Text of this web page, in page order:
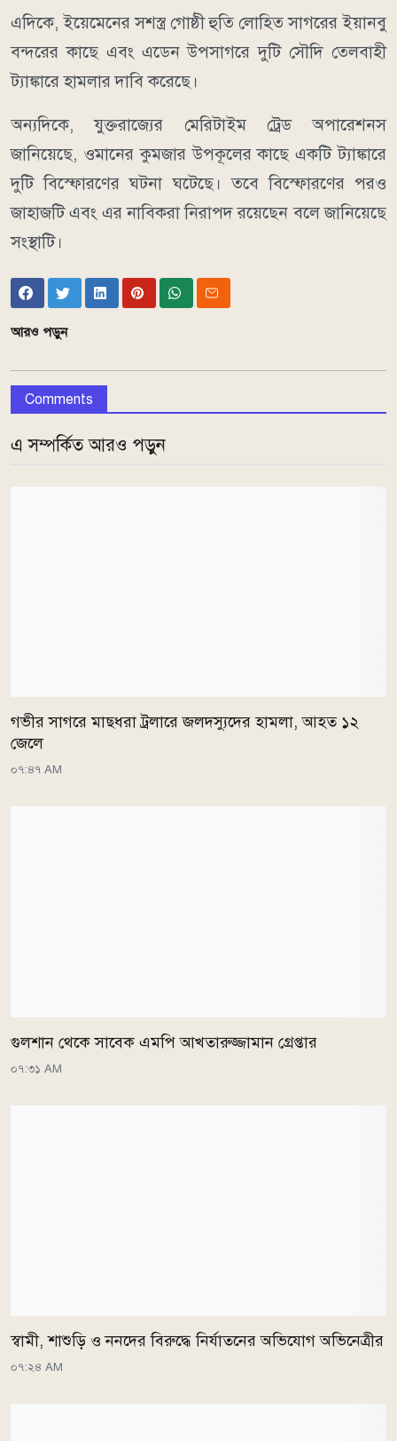
এদিকে, ইয়েমেনের সশস্ত্র গোষ্ঠী হুতি লোহিত সাগরের ইয়ানবু
বন্দরের কাছে এবং এডেন উপসাগরে দুটি সৌদি তেলবাহী
ট্যাঙ্কারে হামলার দাবি করেছে।
অন্যদিকে, যুক্তরাজ্যের মেরিটাইম ট্রেড অপারেশনস
জানিয়েছে, ওমানের কুমজার উপকূলের কাছে একটি ট্যাঙ্কারে
দুটি বিস্ফোরণের ঘটনা ঘটেছে। তবে বিস্ফোরণের পরও
জাহাজটি এবং এর নাবিকরা নিরাপদ রয়েছেন বলে জানিয়েছে
সংস্থাটি।
আরও পড়ুন
Comments
এ সম্পর্কিত আরও পড়ুন
গভীর সাগরে মাছধরা ট্রলারে জলদস্যুদের হামলা, আহত ১২
জেলে
০৭:৪৭ AM
গুলশান থেকে সাবেক এমপি আখতারুজ্জামান গ্রেপ্তার
০৭:৩১ AM
স্বামী, শাশুড়ি ও ননদের বিরুদ্ধে নির্যাতনের অভিযোগ অভিনেত্রীর
০৭:২৪ AM